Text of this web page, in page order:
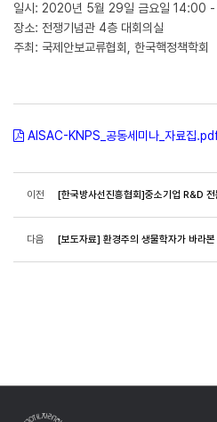
일시: 2020년 5월 29일 금요일 14:00
장소: 전쟁기념관 4층 대회의실
주최: 국제안보교류협회, 한국핵정책학회
AISAC-KNPS_공동세미나_자료집
이전 [한국방사선진흥협회]중소기업 R&D
다음